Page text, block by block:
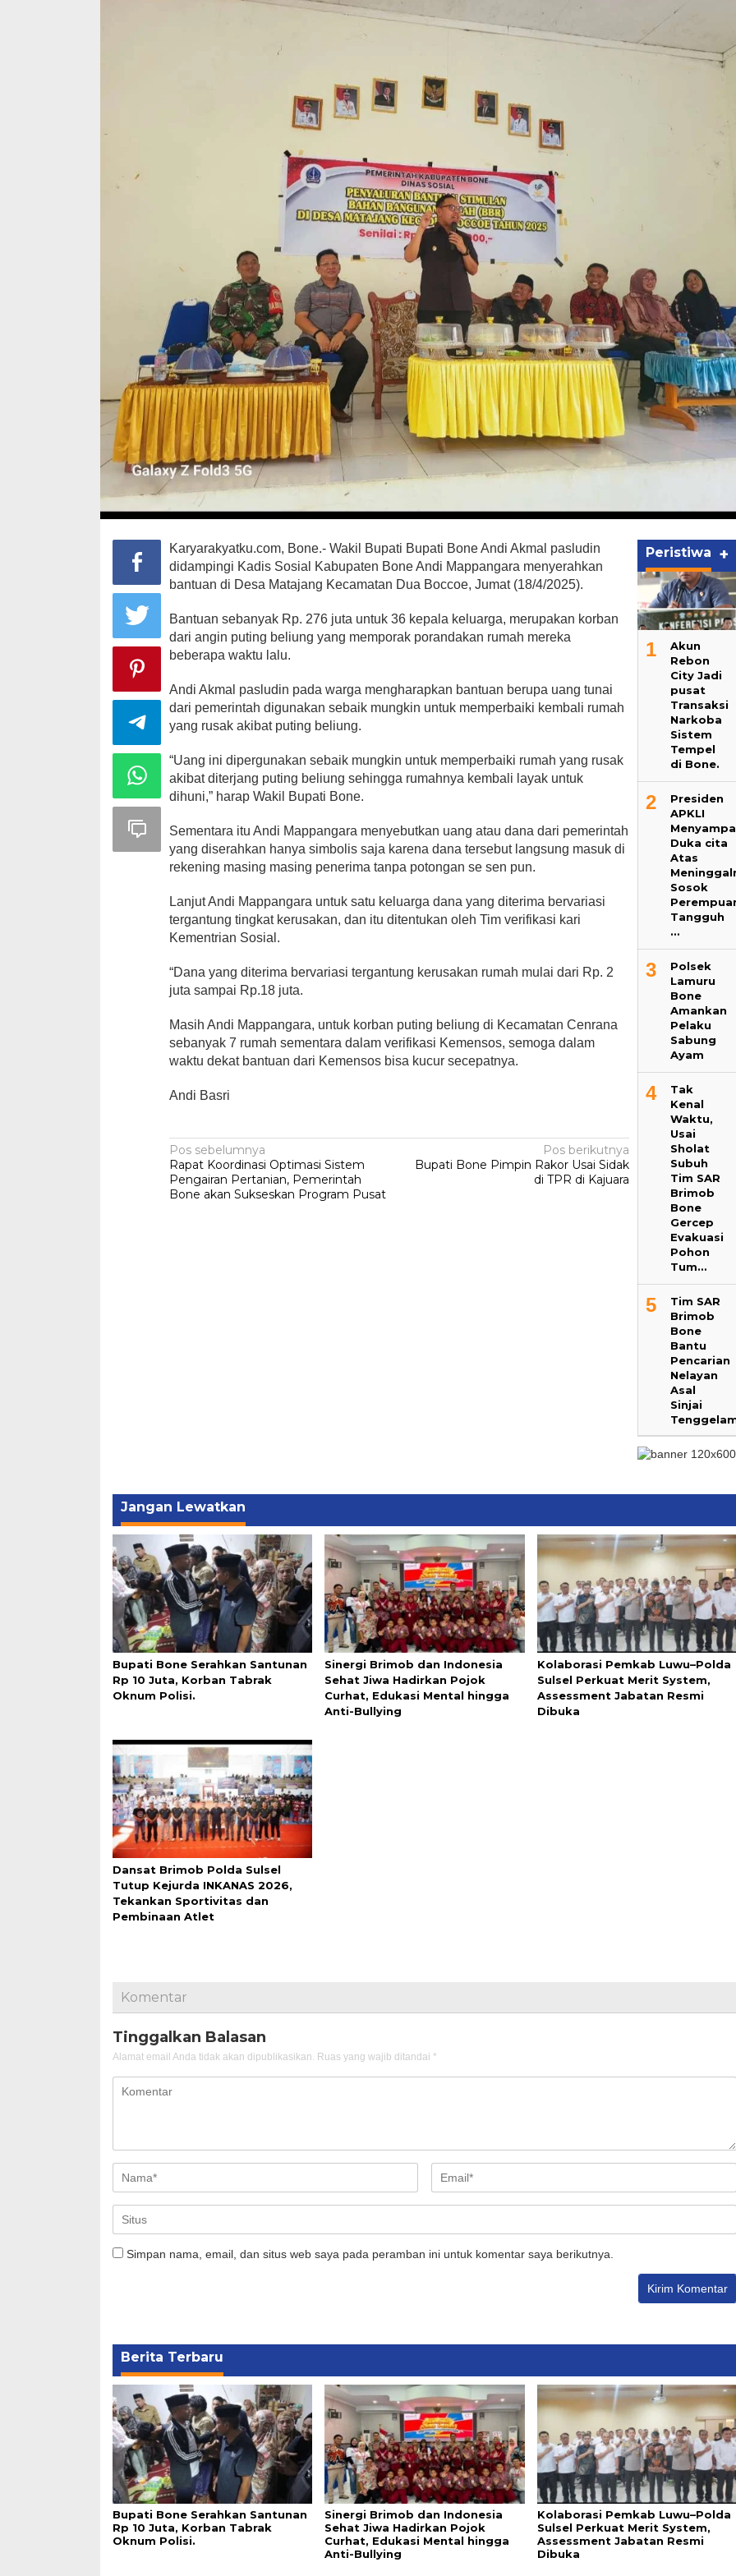
Karyarakyatku.com, Bone.- Wakil Bupati Bupati Bone Andi Akmal pasludin
didampingi Kadis Sosial Kabupaten Bone Andi Mappangara menyerahkan
bantuan di Desa Matajang Kecamatan Dua Boccoe, Jumat (18/4/2025).
Bantuan sebanyak Rp. 276 juta untuk 36 kepala keluarga, merupakan korban
dari angin puting beliung yang memporak porandakan rumah mereka
beberapa waktu lalu.
Andi Akmal pasludin pada warga mengharapkan bantuan berupa uang tunai
dari pemerintah digunakan sebaik mungkin untuk memperbaiki kembali rumah
yang rusak akibat puting beliung.
“Uang ini dipergunakan sebaik mungkin untuk memperbaiki rumah yang rusak
akibat diterjang puting beliung sehingga rumahnya kembali layak untuk
dihuni,” harap Wakil Bupati Bone.
Sementara itu Andi Mappangara menyebutkan uang atau dana dari pemerintah
yang diserahkan hanya simbolis saja karena dana tersebut langsung masuk di
rekening masing masing penerima tanpa potongan se sen pun.
Lanjut Andi Mappangara untuk satu keluarga dana yang diterima bervariasi
tergantung tingkat kerusakan, dan itu ditentukan oleh Tim verifikasi kari
Kementrian Sosial.
“Dana yang diterima bervariasi tergantung kerusakan rumah mulai dari Rp. 2
juta sampai Rp.18 juta.
Masih Andi Mappangara, untuk korban puting beliung di Kecamatan Cenrana
sebanyak 7 rumah sementara dalam verifikasi Kemensos, semoga dalam
waktu dekat bantuan dari Kemensos bisa kucur secepatnya.
Andi Basri
Navigasi
pos
Pos sebelumnya
Rapat Koordinasi Optimasi Sistem
Pengairan Pertanian, Pemerintah
Bone akan Sukseskan Program Pusat
Pos berikutnya
Bupati Bone Pimpin Rakor Usai Sidak
di TPR di Kajuara
Peristiwa +
1
Akun
Rebon
City Jadi
pusat
Transaksi
Narkoba
Sistem
Tempel
di Bone.
2
Presiden
APKLI
Duka cita
Atas
Sosok
Tangguh
…
3
Polsek
Lamuru
Bone
Amankan
Pelaku
Sabung
Ayam
4
Tak
Kenal
Waktu,
Usai
Sholat
Subuh
Tim SAR
Brimob
Bone
Gercep
Evakuasi
Pohon
Tum…
5
Tim SAR
Brimob
Bone
Bantu
Pencarian
Nelayan
Asal
Sinjai
Jangan Lewatkan
Bupati Bone Serahkan Santunan
Rp 10 Juta, Korban Tabrak
Oknum Polisi.
Sinergi Brimob dan Indonesia
Sehat Jiwa Hadirkan Pojok
Curhat, Edukasi Mental hingga
Anti-Bullying
Kolaborasi Pemkab Luwu–Polda
Sulsel Perkuat Merit System,
Assessment Jabatan Resmi
Dibuka
Dansat Brimob Polda Sulsel
Tutup Kejurda INKANAS 2026,
Tekankan Sportivitas dan
Pembinaan Atlet
Komentar
Tinggalkan Balasan
Alamat email Anda tidak akan dipublikasikan. Ruas yang wajib ditandai *
Simpan nama, email, dan situs web saya pada peramban ini untuk komentar saya berikutnya.
Berita Terbaru
Bupati Bone Serahkan Santunan
Rp 10 Juta, Korban Tabrak
Oknum Polisi.
Sinergi Brimob dan Indonesia
Sehat Jiwa Hadirkan Pojok
Curhat, Edukasi Mental hingga
Anti-Bullying
Kolaborasi Pemkab Luwu–Polda
Sulsel Perkuat Merit System,
Assessment Jabatan Resmi
Dibuka